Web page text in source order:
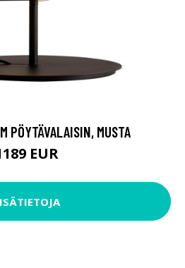
PÖYTÄVALAISIN, MUSTA
EUR